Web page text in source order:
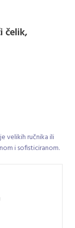
čelik,
velikih ručnika ili
i sofisticiranom.